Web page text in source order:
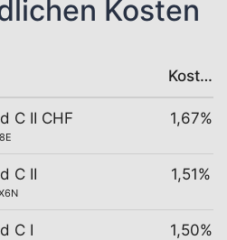
Kosten
Kosten
C II CHF 1,67%
C II 1,51%
C I 1,50%